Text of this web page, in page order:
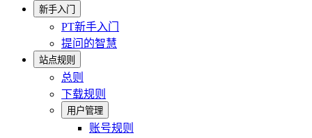
新手入门
PT新手入门
提问的智慧
站点规则
总则
下载规则
用户管理
账号规则